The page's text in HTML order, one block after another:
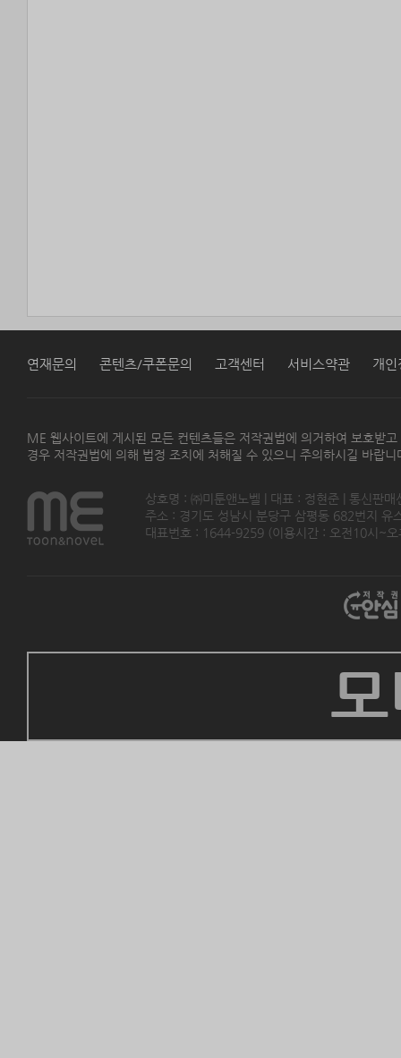
연재문의 콘텐츠/쿠폰문의 고객센터 서비스약관 개인
ME 웹사이트에 게시된 모든 컨텐츠들은 저작권법에 의거하여 보호받
경우 저작권법에 의해 법정 조치에 처해질 수 있으니 주의하시길 바랍니
상호명 : ㈜미툰앤노벨 | 대표 : 정현준 | 통신판
주소 : 경기도 성남시 분당구 삼평동 682번지
대표번호 : 1644-9259 (이용시간 : 오전10시~